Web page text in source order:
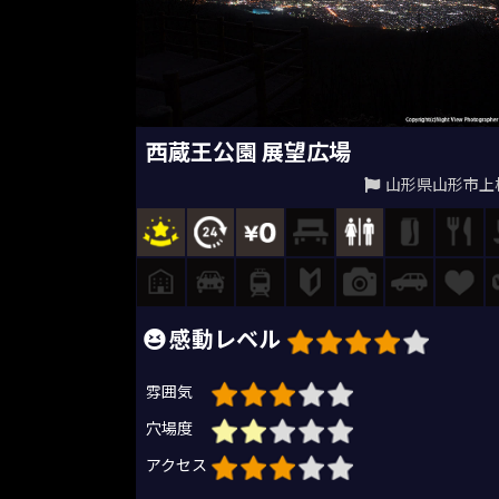
西蔵王公園 展望広場
山形県山形市上
感動レベル
雰囲気
穴場度
アクセス